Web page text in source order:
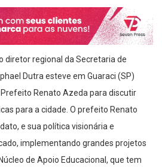
diretor regional da Secretaria de
Dutra esteve em Guaraci (SP)
Renato Azeda para discutir
para a cidade. O prefeito Renato
e sua política visionária e
implementando grandes projetos
de Apoio Educacional, que tem